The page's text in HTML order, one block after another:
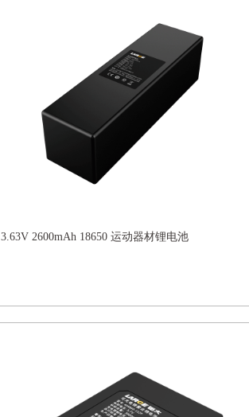
3.63V 2600mAh 18650 运动器材锂电池